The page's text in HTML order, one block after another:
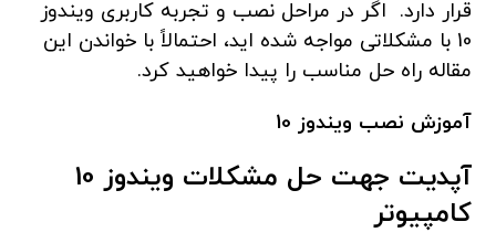
قرار دارد. اگر در مراحل نصب و تجربه کاربری ویندوز
10 با مشکلاتی مواجه شده اید، احتمالاً با خواندن این
مقاله راه حل مناسب را پیدا خواهید کرد.
آموزش نصب ویندوز 10
آپدیت جهت حل مشکلات ویندوز 10
کامپیوتر